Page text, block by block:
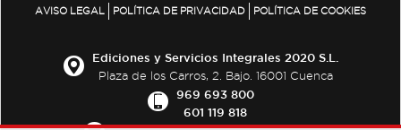
AVISO LEGAL POLÍTICA DE PRIVACIDAD POLÍTICA DE COOKIES
Ediciones y Servicios Integrales 2020 S.L.
Plaza de los Carros, 2. Bajo. 16001 Cuenca
969 693 800
601 119 818